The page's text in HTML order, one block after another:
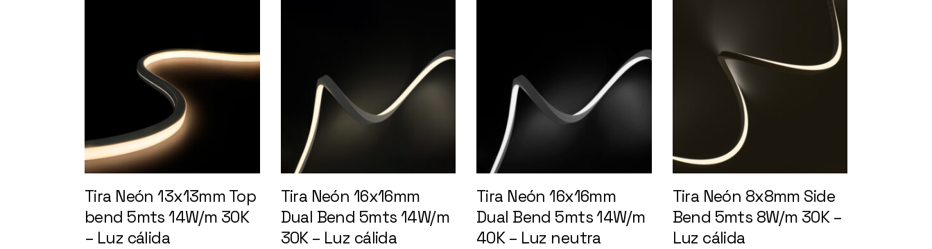
Tira Neón 13x13mm Top
bend 5mts 14W/m 30K
– Luz cálida
Tira Neón 16x16mm
Dual Bend 5mts 14W/m
30K – Luz cálida
Tira Neón 16x16mm
Dual Bend 5mts 14W/m
40K – Luz neutra
Tira Neón 8x8mm Side
Bend 5mts 8W/m 30K –
Luz cálida